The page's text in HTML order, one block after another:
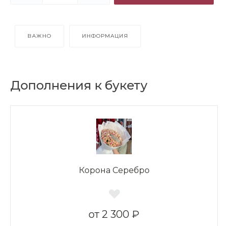
ВАЖНО ИНФОРМАЦИЯ
Дополнения к букету
Корона Серебро
2 300 ₽